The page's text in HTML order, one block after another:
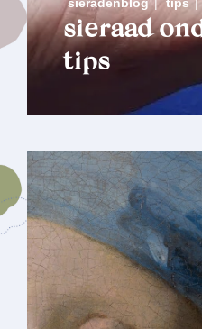
sieradenblog | tips |
sieraad
tips